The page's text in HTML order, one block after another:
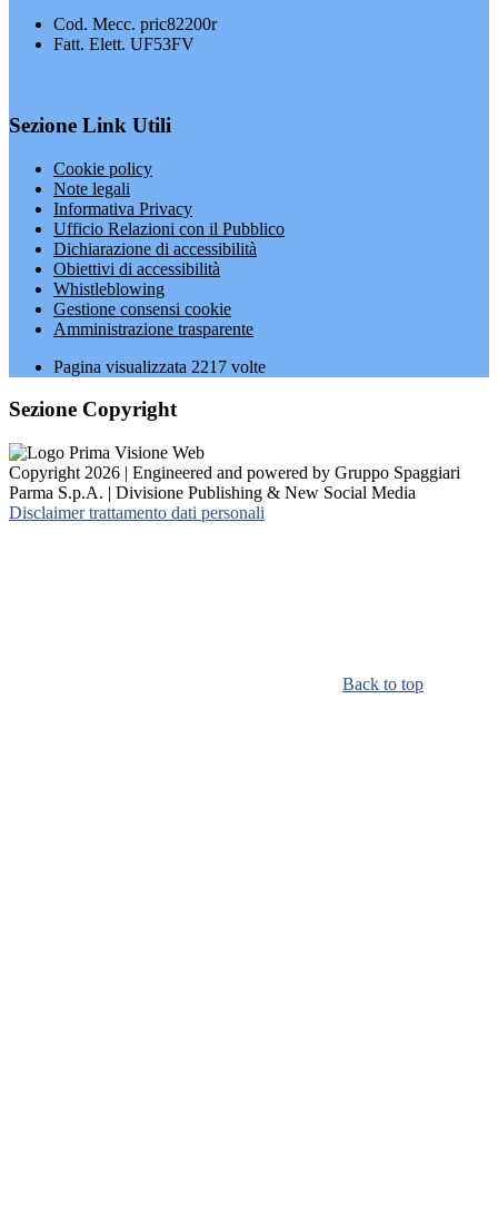
Cod. Mecc. pric82200r
Fatt. Elett. UF53FV
Sezione Link Utili
Cookie policy
Note legali
Informativa Privacy
Ufficio Relazioni con il Pubblico
Dichiarazione di accessibilità
Obiettivi di accessibilità
Whistleblowing
Gestione consensi cookie
Amministrazione trasparente
Pagina visualizzata 2217 volte
Sezione Copyright
Copyright 2026 | Engineered and powered by Gruppo Spaggiari
Parma S.p.A. | Divisione Publishing & New Social Media
Disclaimer trattamento dati personali
Back to top